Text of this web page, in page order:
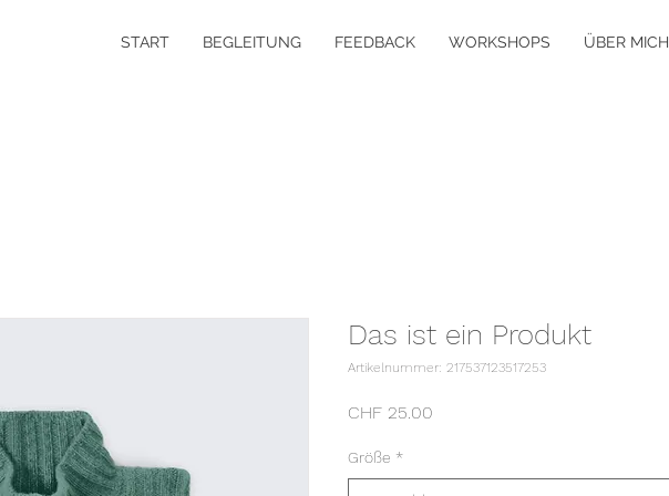
START BEGLEITUNG FEEDBACK WORKSHOPS ÜBER MICH
Das ist ein Produkt
Artikelnummer: 217537123517253
CHF 25.00
Größe *